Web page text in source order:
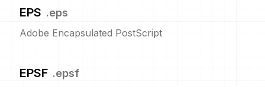
EPS .eps
Adobe Encapsulated PostScript
EPSF .epsf